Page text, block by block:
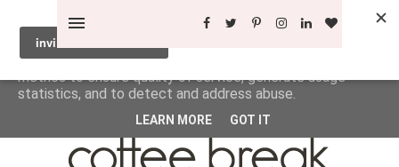
This site uses cookies from Google to deliver its services
and to analyze traffic. Your IP address and user-agent are
shared with Google along with performance and security
metrics to ensure quality of service, generate usage
statistics, and to detect and address abuse.
LEARN MORE GOT IT